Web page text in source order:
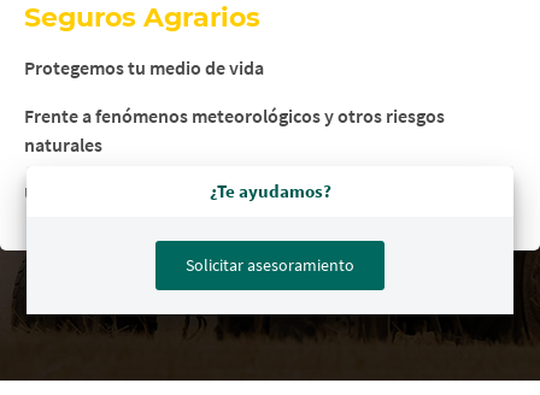
Seguros Agrarios
Protegemos tu medio de vida
Frente a fenómenos meteorológicos y otros riesgos
naturales
Una cobertura que se adapta a tu explotación
¿Te ayudamos?
Solicitar asesoramiento